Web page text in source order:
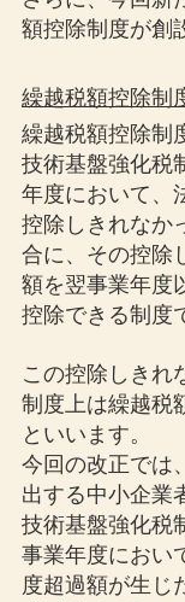
額控除制度が創
繰越税額控除制
繰越税額控除制
技術基盤強化税
年度において、
控除しきれなか
合に、その控除
額を翌事業年度
控除できる制度
この控除しきれ
制度上は繰越税
といいます。
今回の改正では
出する中小企業
技術基盤強化税
事業年度におい
度超過額が生じ